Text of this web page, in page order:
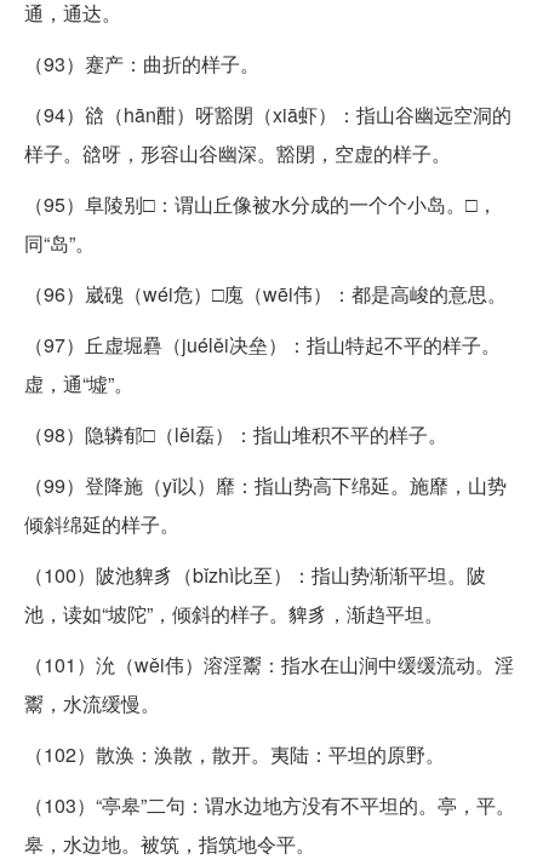
通，通达。
（93）蹇产：曲折的样子。
（94）谽（hān酣）呀豁閕（xiā虾）：指山谷幽远空洞的
样子。谽呀，形容山谷幽深。豁閕，空虚的样子。
（95）阜陵别□：谓山丘像被水分成的一个个小岛。□，
同“岛”。
（96）崴磈（wéi危）□廆（wēi伟）：都是高峻的意思。
（97）丘虚堀礨（juélěi决垒）：指山特起不平的样子。
虚，通“墟”。
（98）隐辚郁□（lěi磊）：指山堆积不平的样子。
（99）登降施（yǐ以）靡：指山势高下绵延。施靡，山势
倾斜绵延的样子。
（100）陂池貏豸（bǐzhì比至）：指山势渐渐平坦。陂
池，读如“坡陀”，倾斜的样子。貏豸，渐趋平坦。
（101）沇（wěi伟）溶淫鬻：指水在山涧中缓缓流动。淫
鬻，水流缓慢。
（102）散涣：涣散，散开。夷陆：平坦的原野。
（103）“亭皋”二句：谓水边地方没有不平坦的。亭，平。
皋，水边地。被筑，指筑地令平。